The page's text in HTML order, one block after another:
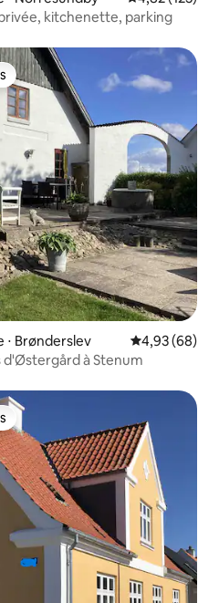
kitchenette, parking
plus appréciés
Brønderslev Évaluation
4,93 (68)
à Stenum
plus appréciés